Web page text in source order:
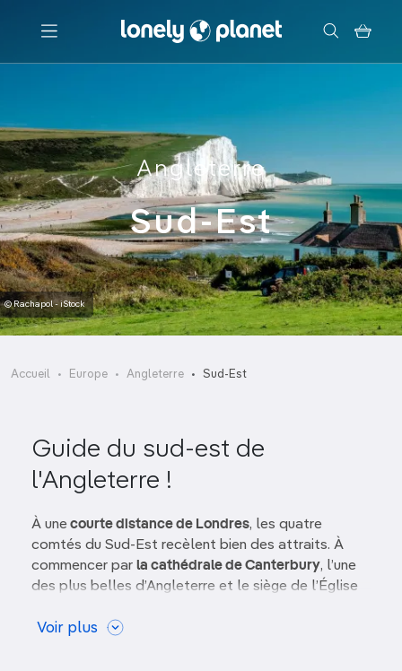
Menu
Votre recherche
Angleterre
Sud-Est
© Rachapol - iStock
Accueil Europe Angleterre Sud-Est
Guide du sud-est de
l'Angleterre !
À unecourte distance de Londres, les quatre
comtés du Sud-Est recèlent bien des attraits. À
commencer par la cathédrale de Canterbury, l’une
des plus belles d’Angleterre et le siège de l’Église
tout droit sorti d’un conte de fées, et
Voir plus